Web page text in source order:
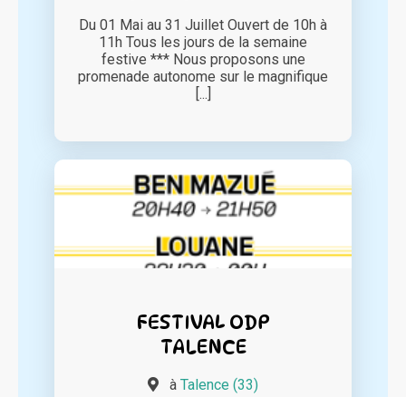
Du 01 Mai au 31 Juillet Ouvert de 10h à
11h Tous les jours de la semaine
festive *** Nous proposons une
promenade autonome sur le magnifique
[...]
FESTIVAL ODP
TALENCE
à Talence (33)